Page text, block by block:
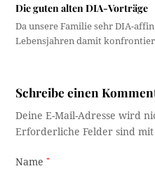
Die guten alten DIA-Vorträge
Da unsere Familie sehr DIA-
Lebensjahren damit
Schreibe einen
Deine E-Mail-Adresse wird
Erforderliche Felder sind
Name*